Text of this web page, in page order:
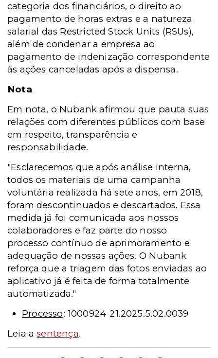
categoria dos financiários, o direito ao
pagamento de horas extras e a natureza
salarial das Restricted Stock Units (RSUs),
além de condenar a empresa ao
pagamento de indenização correspondente
às ações canceladas após a dispensa.
Nota
Em nota, o Nubank afirmou que pauta suas
relações com diferentes públicos com base
em respeito, transparência e
responsabilidade.
"Esclarecemos que após análise interna,
todos os materiais de uma campanha
voluntária realizada há sete anos, em 2018,
foram descontinuados e descartados. Essa
medida já foi comunicada aos nossos
colaboradores e faz parte do nosso
processo contínuo de aprimoramento e
adequação de nossas ações. O Nubank
reforça que a triagem das fotos enviadas ao
aplicativo já é feita de forma totalmente
automatizada."
Processo: 1000924-21.2025.5.02.0039
Leia asentença.